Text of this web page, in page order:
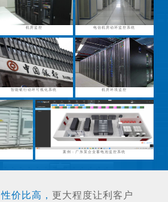
机房监控 电信机房动环监控系统
智能银行动环可视化系统 机房环境监控
案例：广东某企业蓄电池监控系统
性价比高， 更大程度让利客户